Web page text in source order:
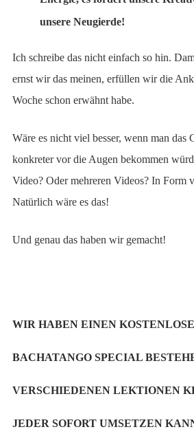
unsere Neugierde!
Ich schreibe das nicht einfach so hin.
ernst wir das meinen, erfüllen wir die
Woche schon erwähnt habe.
Wäre es nicht viel besser, wenn man das
konkreter vor die Augen bekommen
Video? Oder mehreren Videos? In Form
Natürlich wäre es das!
Und genau das haben wir gemacht!
WIR HABEN EINEN
BACHATANGO SPECIAL
VERSCHIEDENEN LEKTIONEN
JEDER SOFORT UMSETZEN